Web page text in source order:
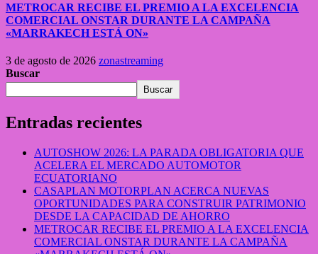
METROCAR RECIBE EL PREMIO A LA EXCELENCIA
COMERCIAL ONSTAR DURANTE LA CAMPAÑA
«MARRAKECH ESTÁ ON»
3 de agosto de 2026 zonastreaming
Buscar
Buscar
Entradas recientes
AUTOSHOW 2026: LA PARADA OBLIGATORIA QUE
ACELERA EL MERCADO AUTOMOTOR
ECUATORIANO
CASAPLAN MOTORPLAN ACERCA NUEVAS
OPORTUNIDADES PARA CONSTRUIR PATRIMONIO
DESDE LA CAPACIDAD DE AHORRO
METROCAR RECIBE EL PREMIO A LA EXCELENCIA
COMERCIAL ONSTAR DURANTE LA CAMPAÑA